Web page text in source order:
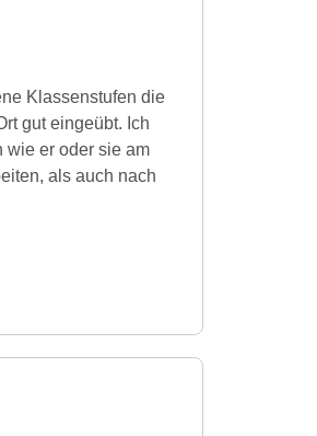
Klassenstufen die
gut eingeübt. Ich
wie er oder sie am
als auch nach